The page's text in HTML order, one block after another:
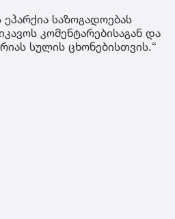
საზოგადოებას
კომენტარებისაგან და
სულის ცხონებისთვის.“